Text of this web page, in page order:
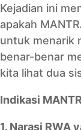
Kejadian ini
apakah
untuk menarik
benar-benar
kita lihat dua
Indikasi
1. Narasi RWA